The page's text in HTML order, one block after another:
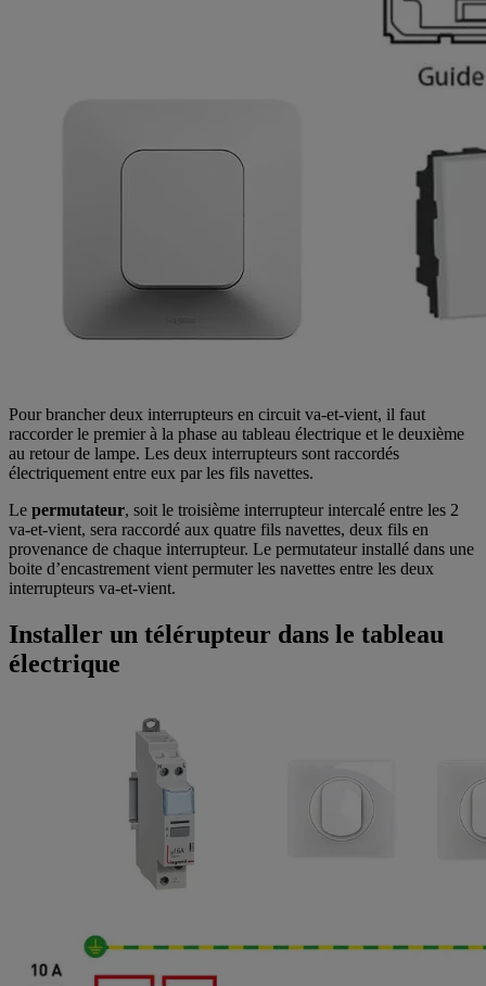
Pour brancher deux interrupteurs en circuit va-et-vient, il faut
raccorder le premier à la phase au tableau électrique et le deuxième
au retour de lampe. Les deux interrupteurs sont raccordés
électriquement entre eux par les fils navettes.
Le permutateur, soit le troisième interrupteur intercalé entre les 2
va-et-vient, sera raccordé aux quatre fils navettes, deux fils en
provenance de chaque interrupteur. Le permutateur installé dans une
boite d’encastrement vient permuter les navettes entre les deux
interrupteurs va-et-vient.
Installer un télérupteur dans le tableau
électrique